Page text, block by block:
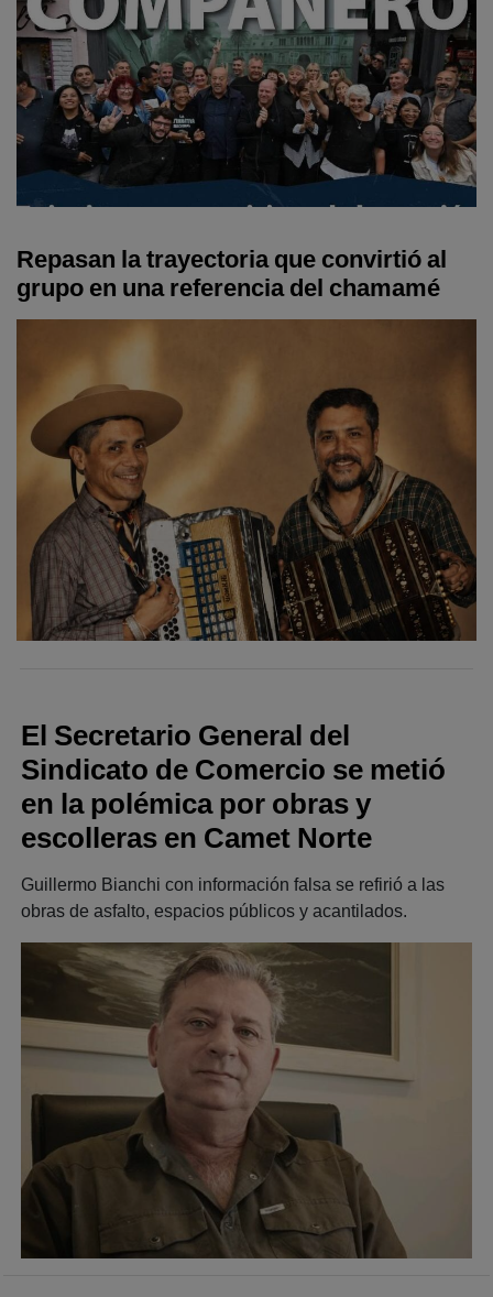
Repasan la trayectoria que convirtió al
grupo en una referencia del chamamé
El Secretario General del
Sindicato de Comercio se metió
en la polémica por obras y
escolleras en Camet Norte
Guillermo Bianchi con información falsa se refirió a las
obras de asfalto, espacios públicos y acantilados.